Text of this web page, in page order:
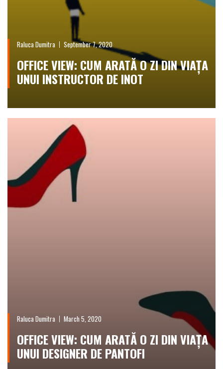
Raluca Dumitra September 7, 2020
OFFICE VIEW: CUM ARATĂ O ZI DIN VIAȚA
UNUI INSTRUCTOR DE INOT
Raluca Dumitra March 5, 2020
OFFICE VIEW: CUM ARATĂ O ZI DIN VIAȚA
UNUI DESIGNER DE PANTOFI